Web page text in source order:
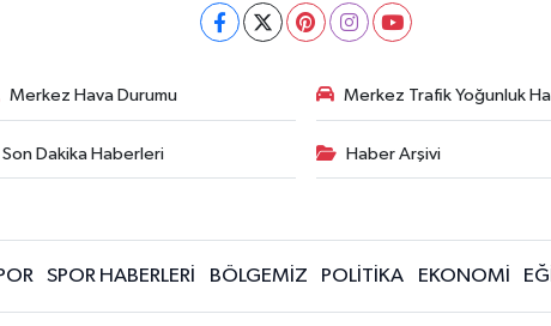
Merkez Hava Durumu Merkez Trafik Yoğunluk
Son Dakika Haberleri Haber Arşivi
SPOR HABERLERİ BÖLGEMİZ POLİTİKA EKONOMİ